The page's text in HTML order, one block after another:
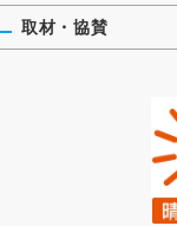
取材・協賛